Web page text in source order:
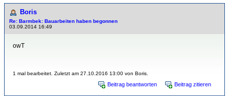
Boris
Re: Barmbek: Bauarbeiten haben begonnen
03.09.2014 16:49
owT
1 mal bearbeitet. Zuletzt am 27.10.2016 13:00 von Boris.
Beitrag beantworten Beitrag zitieren